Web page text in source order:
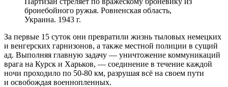
бронебойного ружья. Ровненская область,
Украина. 1943 г.
За первые 15 суток они превратили жизнь тыловых немецких
и венгерских гарнизонов, а также местной полиции в сущий
ад. Выполняя главную задачу — уничтожение коммуникаций
врага на Курск и Харьков, — соединение в течение каждой
ночи проходило по 50-80 км, разрушая всё на своем пути
и освобождая военнопленных.